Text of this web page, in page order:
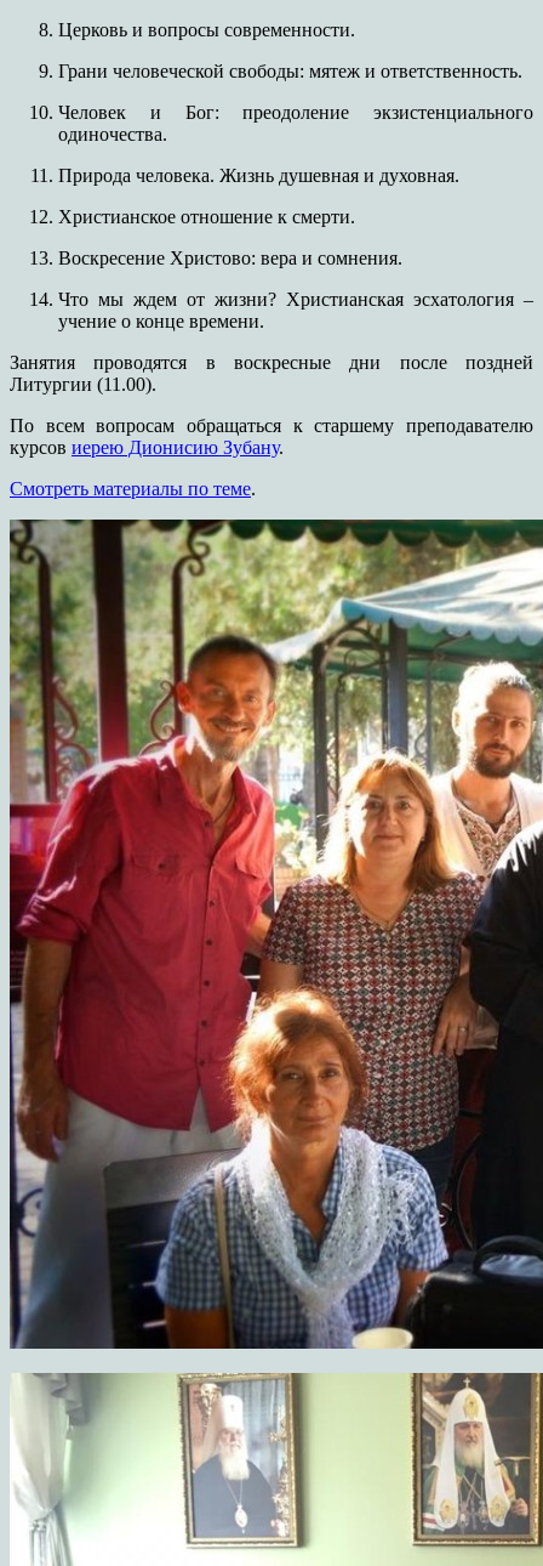
Церковь и вопросы современности.
Грани человеческой свободы: мятеж и ответственность.
Человек и Бог: преодоление экзистенциального
одиночества.
Природа человека. Жизнь душевная и духовная.
Христианское отношение к смерти.
Воскресение Христово: вера и сомнения.
Что мы ждем от жизни? Христианская эсхатология –
учение о конце времени.
Занятия проводятся в воскресные дни после поздней
Литургии (11.00).
По всем вопросам обращаться к старшему преподавателю
курсов иерею Дионисию Зубану.
Смотреть материалы по теме.